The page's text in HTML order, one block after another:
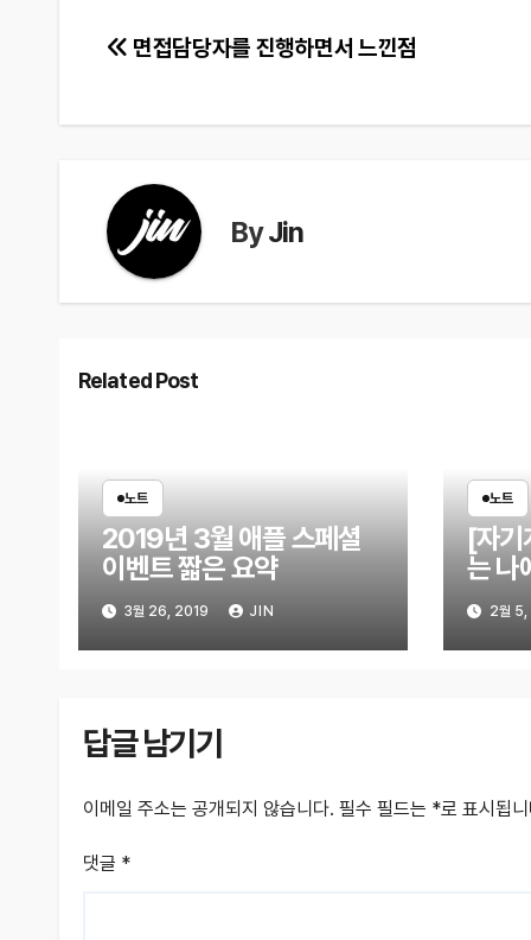
글면접담당자를 진행하면서 느낀점
ByJin
Related Post
노트
2019년 3월 애플 스페셜
이벤트 짧은 요약
3월 26, 2019 JIN
노트
[자기
는 나
가지
2월
답글 남기기
이메일 주소는 공개되지 않습니다. 필수 필드는 *로 표시됩
댓글 *